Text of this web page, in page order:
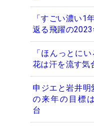
「すごい濃い1
返る飛躍の
「ほんっとに
花は汗を流す気
申ジエと岩井
の来年の目標
台